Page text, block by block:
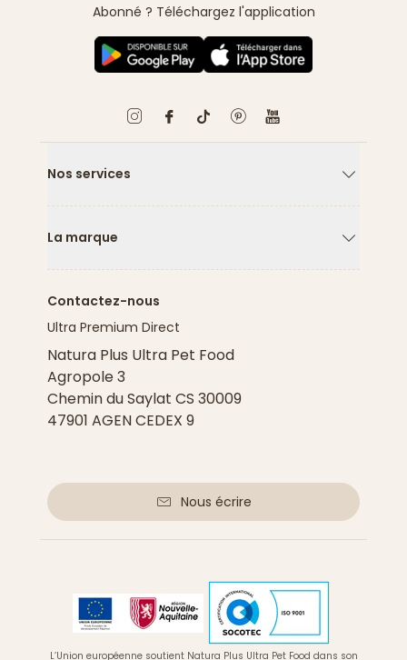
Abonné ? Téléchargez l'application
Nos services
La marque
Contactez-nous
Ultra Premium Direct
Natura Plus Ultra Pet Food
Agropole 3
Chemin du Saylat CS 30009
47901 AGEN CEDEX 9
Nous écrire
L’Union européenne soutient Natura Plus Ultra Pet Food dans son